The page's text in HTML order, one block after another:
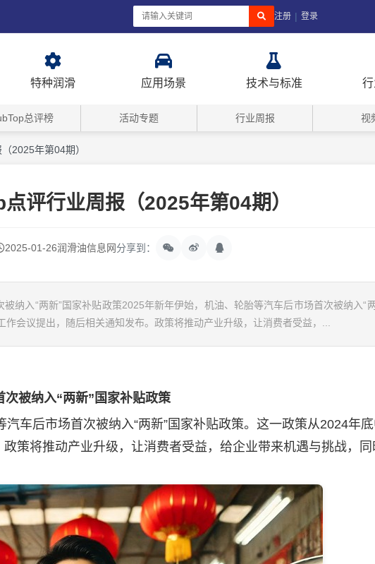
注册 | 登录
特种润滑 应用场景 技术与标准
总评榜 活动专题 行业周报 视
2025年第04期）
评行业周报（2025年第04期）
2025-01-26润滑油信息网分享到：
纳入“两新”国家补贴政策2025年新年伊始，机油、轮胎等汽车后市场首次被纳入“
会议提出，随后相关通知发布。政策将推动产业升级，让消费者受益，...
被纳入“两新”国家补贴政策
后市场首次被纳入“两新”国家补贴政策。这一政策从2024年
策将推动产业升级，让消费者受益，给企业带来机遇与挑战，